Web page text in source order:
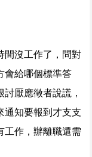
間沒工作了，問對
會給哪個標準答
厭應徵者說謊，
通知要報到才支支
工作，辦離職還需